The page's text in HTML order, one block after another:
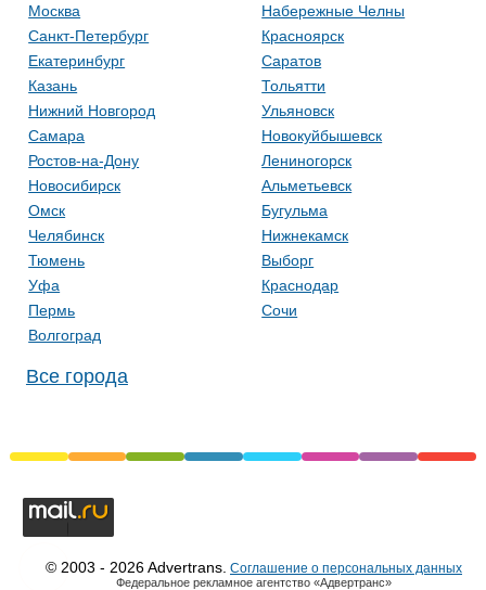
Москва
Санкт-Петербург
Екатеринбург
Казань
Нижний Новгород
Самара
Ростов-на-Дону
Новосибирск
Омск
Челябинск
Тюмень
Уфа
Пермь
Волгоград
Набережные Челны
Красноярск
Саратов
Тольятти
Ульяновск
Новокуйбышевск
Лениногорск
Альметьевск
Бугульма
Нижнекамск
Выборг
Краснодар
Сочи
Все города
© 2003 - 2026 Advertrans. Соглашение о персональных данных
Федеральное рекламное агентство «Адвертранс»